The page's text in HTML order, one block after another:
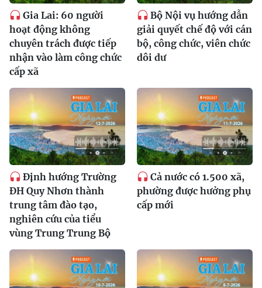
Gia Lai: 60 người
hoạt động không
chuyên trách được tiếp
nhận vào làm công chức
cấp xã
Bộ Nội vụ hướng dẫn
giải quyết chế độ với cán
bộ, công chức, viên chức
dôi dư
Định hướng Trường
ĐH Quy Nhơn thành
trung tâm đào tạo,
nghiên cứu của tiểu
vùng Trung Trung Bộ
Cả nước có 1.500 xã,
phường được hưởng phụ
cấp mới